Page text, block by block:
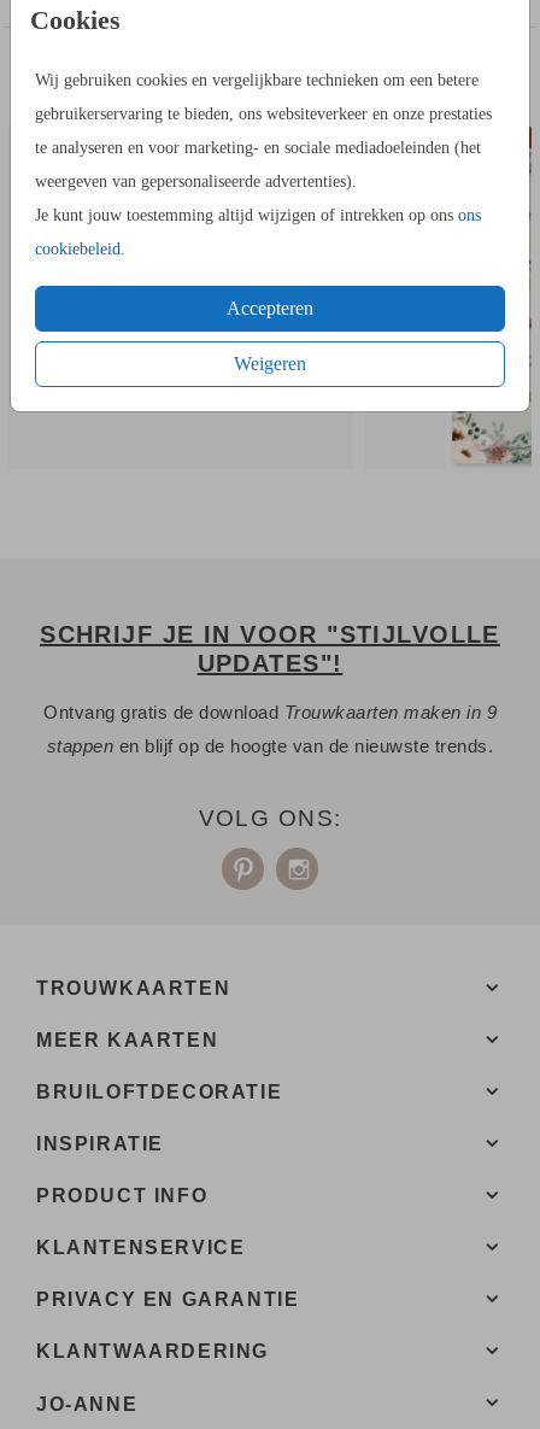
Cookies
Wij gebruiken cookies en vergelijkbare technieken om een betere
gebruikerservaring te bieden, ons websiteverkeer en onze prestaties
te analyseren en voor marketing- en sociale mediadoeleinden (het
weergeven van gepersonaliseerde advertenties).
Je kunt jouw toestemming altijd wijzigen of intrekken op ons ons
cookiebeleid.
Accepteren
Weigeren
gedrukt.
Bestel deze kaart op het formaat 11 bij 17 cm (meest
gekozen) of 14 bij 21 cm.
Maak 1 ontwerp van een tafelnummerkaart en zet deze in je
winkelmandje. Ga daarna terug naar je account en open weer
deze kaart in de kaartopmaker en pas het nummer aan.
Bestel zo alle nummers die je nodig hebt.
Je kunt onze
kaart mooi blijft staan op de tafel.
IN DEZELFDE STIJL KUN JE DIT OOK
BESTELLENADRESSTICKERS
SCHRIJF JE IN VOOR "STIJLVOLLE
UPDATES"!
Ontvang gratis de download Trouwkaarten maken in 9
stappen en blijf op de hoogte van de nieuwste trends.
VOLG ONS:
TROUWKAARTEN
MEER KAARTEN
BRUILOFTDECORATIE
INSPIRATIE
PRODUCT INFO
KLANTENSERVICE
PRIVACY EN GARANTIE
KLANTWAARDERING
JO-ANNE